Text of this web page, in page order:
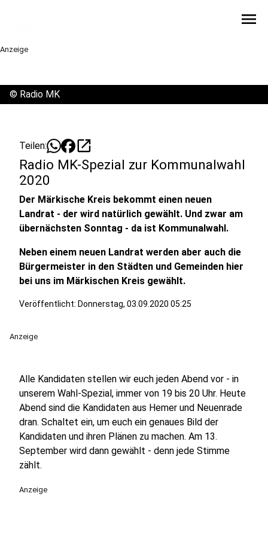
menu
Anzeige
© Radio MK
Teilen: open_in_new
Radio MK-Spezial zur Kommunalwahl
2020
Der Märkische Kreis bekommt einen neuen
Landrat - der wird natürlich gewählt. Und zwar am
übernächsten Sonntag - da ist Kommunalwahl.
Neben einem neuen Landrat werden aber auch die
Bürgermeister in den Städten und Gemeinden hier
bei uns im Märkischen Kreis gewählt.
Veröffentlicht: Donnerstag, 03.09.2020 05:25
Anzeige
Alle Kandidaten stellen wir euch jeden Abend vor - in
unserem Wahl-Spezial, immer von 19 bis 20 Uhr. Heute
Abend sind die Kandidaten aus Hemer und Neuenrade
dran. Schaltet ein, um euch ein genaues Bild der
Kandidaten und ihren Plänen zu machen. Am 13.
September wird dann gewählt - denn jede Stimme
zählt.
Anzeige